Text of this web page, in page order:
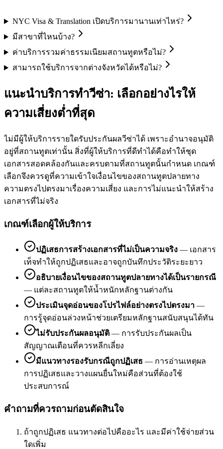
NYC Visa & Translation เปิดบริการมานานเท่าไหร่?
มีสาขาที่ไหนบ้าง?
ค่าบริการรวมค่าธรรมเนียมสถานทูตหรือไม่?
สามารถใช้บริการจากต่างจังหวัดได้หรือไม่?
แนะนำบริการทำวีซ่า: เลือกอย่างไรให้
ความเสี่ยงต่ำที่สุด
ไม่มีผู้ให้บริการรายใดรับประกันผลวีซ่าได้ เพราะอำนาจอนุมัติ
อยู่ที่สถานทูตเท่านั้น สิ่งที่ผู้ให้บริการที่ดีทำได้คือทำให้ชุด
เอกสารสอดคล้องกันและครบตามที่สถานทูตนั้นกำหนด เกณฑ์
เลือกจึงควรดูที่ความเข้าใจเงื่อนไขของสถานทูตปลายทาง
ความตรงไปตรงมาเรื่องความเสี่ยง และการไม่แนะนำให้สร้าง
เอกสารที่ไม่จริง
เกณฑ์เลือกผู้ให้บริการ
ปฏิเสธการสร้างเอกสารที่ไม่เป็นความจริง — เอกสาร
เท็จทำให้ถูกปฏิเสธและอาจถูกบันทึกประวัติระยะยาว
อธิบายเงื่อนไขของสถานทูตปลายทางได้เป็นรายกรณี
— แต่ละสถานทูตให้น้ำหนักหลักฐานต่างกัน
ประเมินจุดอ่อนของโปรไฟล์อย่างตรงไปตรงมา —
การรู้จุดอ่อนล่วงหน้าช่วยเตรียมหลักฐานสนับสนุนได้ทัน
ไม่รับประกันผลอนุมัติ — การรับประกันผลเป็น
สัญญาณเตือนที่ควรหลีกเลี่ยง
มีแนวทางรองรับกรณีถูกปฏิเสธ — การอ่านเหตุผล
การปฏิเสธและวางแผนยื่นใหม่คือส่วนที่ต้องใช้
ประสบการณ์
คำถามที่ควรถามก่อนตัดสินใจ
ถ้าถูกปฏิเสธ แนวทางต่อไปคืออะไร และมีค่าใช้จ่ายส่วน
ใดเพิ่ม